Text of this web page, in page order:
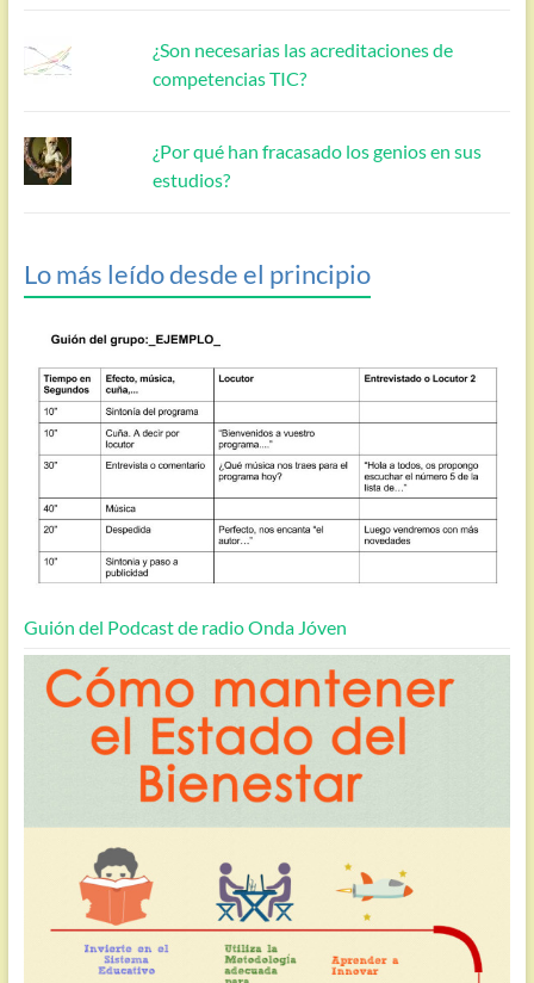
¿Son necesarias las acreditaciones de
competencias TIC?
¿Por qué han fracasado los genios en sus
estudios?
Lo más leído desde el principio
Guión del Podcast de radio Onda Jóven